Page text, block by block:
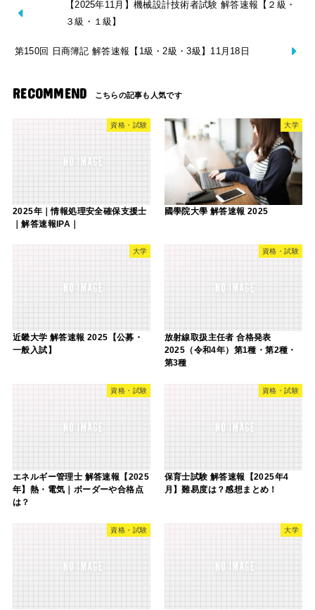
【2025年11月】機械設計技術者試験 解答速報【２級・
３級・１級】
第150回 日商簿記 解答速報【1級・2級・3級】11月18日
RECOMMEND
資格・試験
2025年｜情報処理安全確保支援士
｜解答速報IPA｜
大学
國學院大學 解答速報 2025
大学
近畿大学 解答速報 2025【公募・
一般入試】
資格・試験
放射線取扱主任者 合格発表
2025（令和4年）第1種・第2種・
第3種
資格・試験
エネルギー管理士 解答速報【2025
年】熱・電気｜ボーダーや合格点
は？
資格・試験
保育士試験 解答速報【2025年4
月】難易度は？感想まとめ！
資格・試験 大学